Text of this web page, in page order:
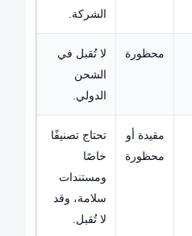
الشركة.
محظورة
لا تُقبل في
الشحن
الدولي.
مقيدة أو
محظورة
تحتاج تصنيفًا
خاصًا
ومستندات
سلامة، وقد
لا تُقبل.